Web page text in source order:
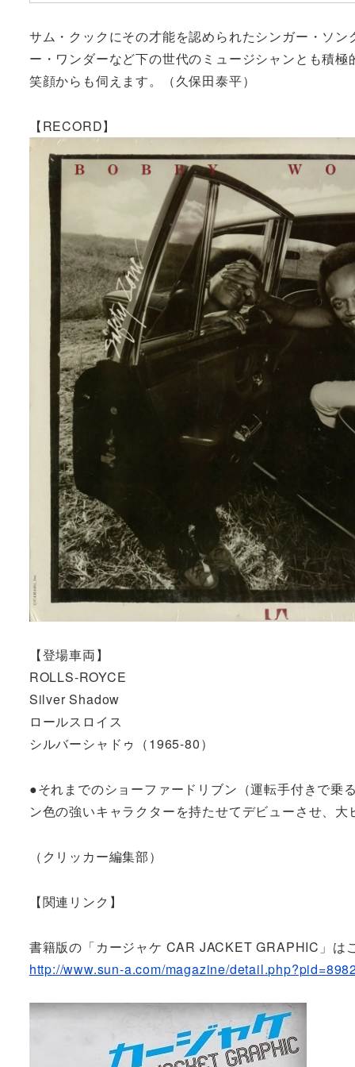
サム・クックにその才能を認められたシンガー・ソ
ー・ワンダーなど下の世代のミュージシャンとも積
笑顔からも伺えます。（久保田泰平）
【RECORD】
【登場車両】
ROLLS-ROYCE
Silver Shadow
ロールスロイス
シルバーシャドゥ（1965-80）
●それまでのショーファードリブン（運転手付きで乗
ン色の強いキャラクターを持たせてデビューさせ、大
（クリッカー編集部）
【関連リンク】
書籍版の「カージャケ CAR JACKET GRAPHIC」は
http://www.sun-a.com/magazine/